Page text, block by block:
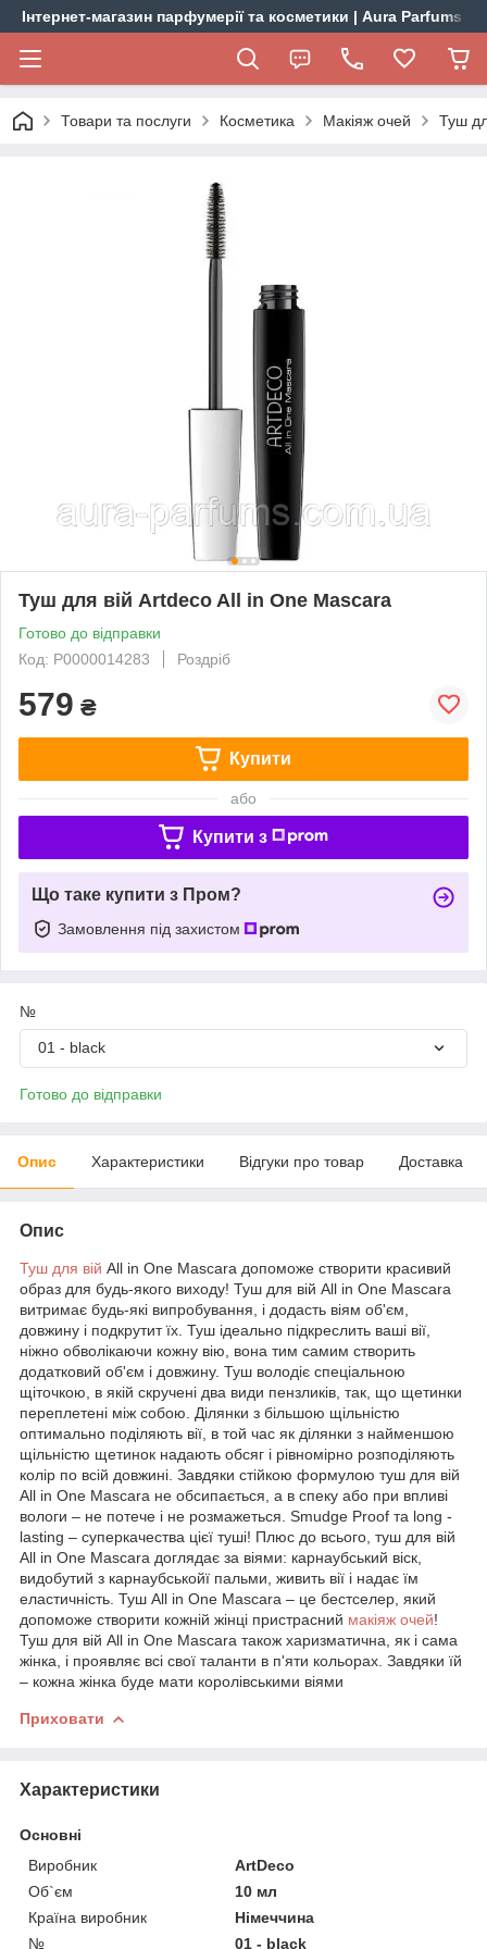
Інтернет-магазин парфумерії та косметики | Aura Parfums
Товари та послуги Косметика Макіяж очей Туш
Туш для вій Artdeco All in One Mascara
Готово до відправки
Код: P0000014283
Роздріб
579 ₴
Купити
або
Купити з
Що таке купити з Пром?
Замовлення під захистом
№
01 - black
Готово до відправки
Опис Характеристики Відгуки про товар Доставка
Опис
Туш для вій All in One Mascara допоможе створити красивий
образ для будь-якого виходу! Туш для вій All in One Mascara
витримає будь-які випробування, і додасть віям об'єм,
довжину і подкрутит їх. Туш ідеально підкреслить ваші вії,
ніжно обволікаючи кожну вію, вона тим самим створить
додатковий об'єм і довжину. Туш володіє спеціальною
щіточкою, в якій скручені два види пензликів, так, що щетинки
переплетені між собою. Ділянки з більшою щільністю
оптимально поділяють вії, в той час як ділянки з найменшою
щільністю щетинок надають обсяг і рівномірно розподіляють
колір по всій довжині. Завдяки стійкою формулою туш для вій
All in One Mascara не обсипається, а в спеку або при впливі
вологи – не потече і не розмажеться. Smudge Proof та long -
lasting – суперкачества цієї туші! Плюс до всього, туш для вій
All in One Mascara доглядає за віями: карнаубський віск,
видобутий з карнаубськойї пальми, живить вії і надає їм
еластичність. Туш All in One Mascara – це бестселер, який
допоможе створити кожній жінці пристрасний макіяж очей!
Туш для вій All in One Mascara також харизматична, як і сама
жінка, і проявляє всі свої таланти в п'яти кольорах. Завдяки їй
– кожна жінка буде мати королівськими віями
Приховати
Характеристики
Основні
Виробник
ArtDeco
Об`єм
10 мл
Країна виробник
Німеччина
№
01 - black